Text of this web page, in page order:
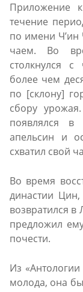
Приложение
течение
по имени Ч’ин
чаем. Во
столкнулся
более чем
по [склону]
сбору
появлялся в
апельсин и
схватил свой
Во время
династии
возвратился
предложил
почести.
Из
молода, она